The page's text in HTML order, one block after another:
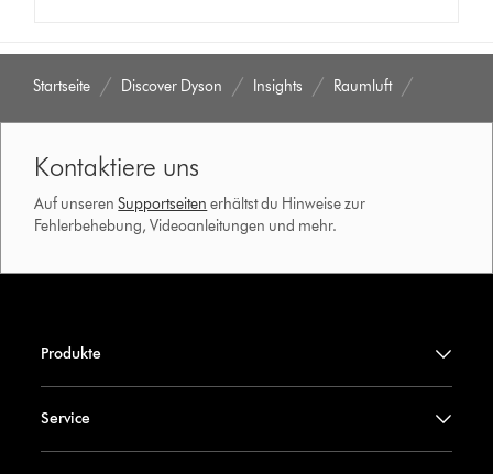
Startseite Discover Dyson Insights Raumluft
Kontaktiere uns
Auf unserenSupportseiten erhältst du Hinweise zur
Fehlerbehebung, Videoanleitungen und mehr.
Produkte
Service